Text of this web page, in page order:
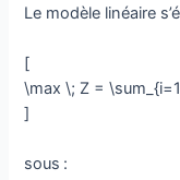
Le modèle linéaire
[
\max \; Z =
]
sous :